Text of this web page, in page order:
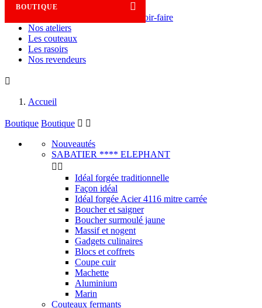

BOUTIQUE
Savoir-faire
Nos ateliers
Les couteaux
Les rasoirs
Nos revendeurs

Accueil
Boutique Boutique  
Nouveautés
SABATIER **** ELEPHANT
 
Idéal forgée traditionnelle
Façon idéal
Idéal forgée Acier 4116 mitre carrée
Boucher et saigner
Boucher surmoulé jaune
Massif et nogent
Gadgets culinaires
Blocs et coffrets
Coupe cuir
Machette
Aluminium
Marin
Couteaux fermants